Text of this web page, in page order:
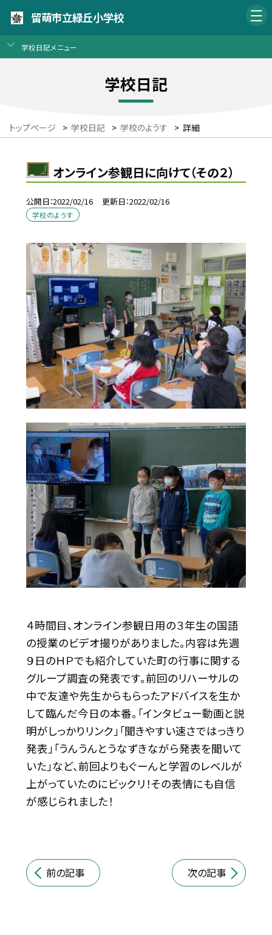
留萌市立緑丘小学校
学校日記メニュー
学校日記
トップページ > 学校日記 > 学校のようす > 詳細
オンライン参観日に向けて（その２）
公開日 2022/02/16 更新日 2022/02/16
学校のようす
４時間目、オンライン参観日用の３年生の国語
の授業のビデオ撮りがありました。内容は先週
９日のＨＰでも紹介していた町の行事に関する
グループ調査の発表です。前回のリハーサルの
中で友達や先生からもらったアドバイスを生か
して臨んだ今日の本番。「インタビュー動画と説
明がしっかりリンク」「聞きやすい速さではっきり
発表」「うんうんとうなずきながら発表を聞いて
いた」など、前回よりもぐーんと学習のレベルが
上がっていたのにビックリ！その表情にも自信
が感じられました！
前の記事 次の記事